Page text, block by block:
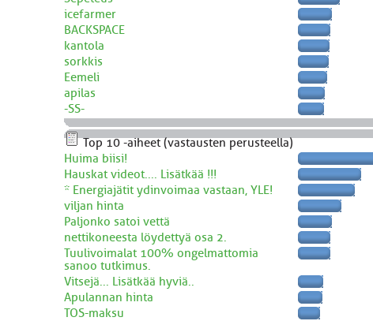
icefarmer
BACKSPACE
kantola
sorkkis
Eemeli
apilas
-SS-
Top 10 -aiheet (vastausten perusteella)
Huima biisi!
Hauskat videot.... Lisätkää !!!
* Energiajätit ydinvoimaa vastaan, YLE!
viljan hinta
Paljonko satoi vettä
nettikoneesta löydettyä osa 2.
Tuulivoimalat 100% ongelmattomia
sanoo tutkimus.
Vitsejä... Lisätkää hyviä..
Apulannan hinta
TOS-maksu